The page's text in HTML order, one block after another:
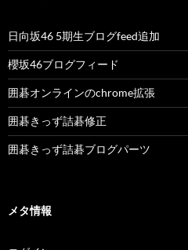
日向坂46 5期生ブログfeed追加
櫻坂46ブログフィード
囲碁オンラインのchrome拡張
囲碁きっず詰碁修正
囲碁きっず詰碁ブログパーツ
メタ情報